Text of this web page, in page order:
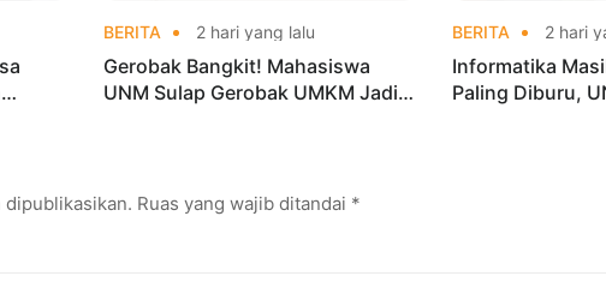
BERITA 2 hari yang lalu
Gerobak Bangkit! Mahasiswa
UNM Sulap Gerobak UMKM Jadi
BERITA 2 hari
Informatika
Paling Diburu,
dipublikasikan. Ruas yang wajib ditandai *